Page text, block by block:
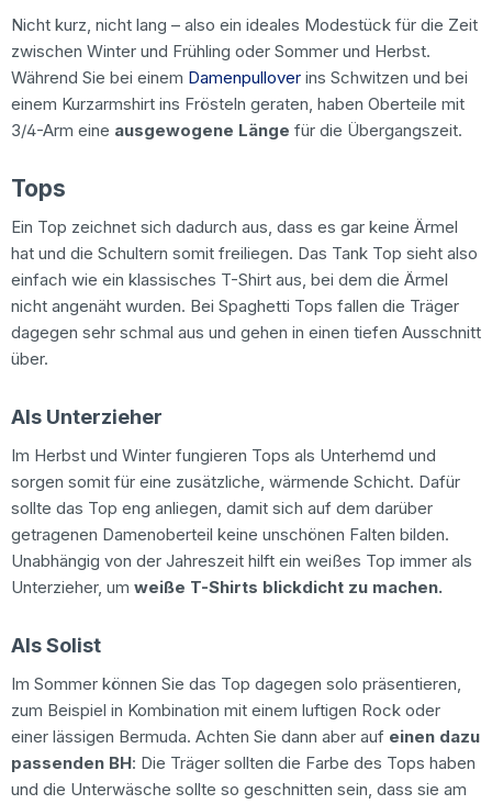
Nicht kurz, nicht lang – also ein ideales Modestück für die Zeit
zwischen Winter und Frühling oder Sommer und Herbst.
Während Sie bei einem Damenpullover ins Schwitzen und bei
einem Kurzarmshirt ins Frösteln geraten, haben Oberteile mit
3/4-Arm eine ausgewogene Länge für die Übergangszeit.
Tops
Ein Top zeichnet sich dadurch aus, dass es gar keine Ärmel
hat und die Schultern somit freiliegen. Das Tank Top sieht also
einfach wie ein klassisches T-Shirt aus, bei dem die Ärmel
nicht angenäht wurden. Bei Spaghetti Tops fallen die Träger
dagegen sehr schmal aus und gehen in einen tiefen Ausschnitt
über.
Als Unterzieher
Im Herbst und Winter fungieren Tops als Unterhemd und
sorgen somit für eine zusätzliche, wärmende Schicht. Dafür
sollte das Top eng anliegen, damit sich auf dem darüber
getragenen Damenoberteil keine unschönen Falten bilden.
Unabhängig von der Jahreszeit hilft ein weißes Top immer als
Unterzieher, um weiße T-Shirts blickdicht zu machen.
Als Solist
Im Sommer können Sie das Top dagegen solo präsentieren,
zum Beispiel in Kombination mit einem luftigen Rock oder
einer lässigen Bermuda. Achten Sie dann aber auf einen dazu
passenden BH: Die Träger sollten die Farbe des Tops haben
und die Unterwäsche sollte so geschnitten sein, dass sie am